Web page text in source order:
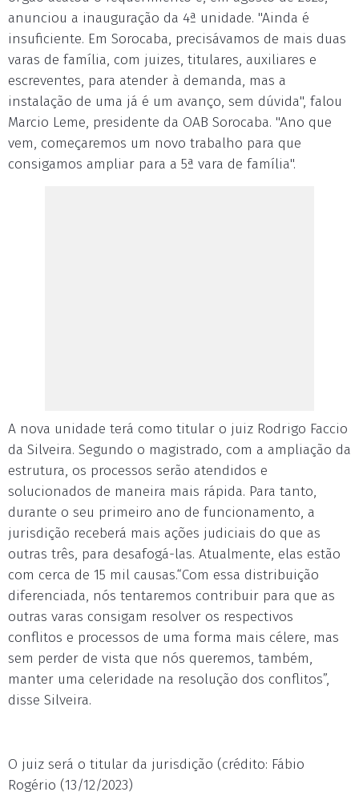
anunciou a inauguração da 4ª unidade. "Ainda é
insuficiente. Em Sorocaba, precisávamos de mais duas
varas de família, com juizes, titulares, auxiliares e
escreventes, para atender à demanda, mas a
instalação de uma já é um avanço, sem dúvida", falou
Marcio Leme, presidente da OAB Sorocaba. "Ano que
vem, começaremos um novo trabalho para que
consigamos ampliar para a 5ª vara de família".
A nova unidade terá como titular o juiz Rodrigo Faccio
da Silveira. Segundo o magistrado, com a ampliação da
estrutura, os processos serão atendidos e
solucionados de maneira mais rápida. Para tanto,
durante o seu primeiro ano de funcionamento, a
jurisdição receberá mais ações judiciais do que as
outras três, para desafogá-las. Atualmente, elas estão
com cerca de 15 mil causas.“Com essa distribuição
diferenciada, nós tentaremos contribuir para que as
outras varas consigam resolver os respectivos
conflitos e processos de uma forma mais célere, mas
sem perder de vista que nós queremos, também,
manter uma celeridade na resolução dos conflitos”,
disse Silveira.
O juiz será o titular da jurisdição (crédito: Fábio
Rogério (13/12/2023)